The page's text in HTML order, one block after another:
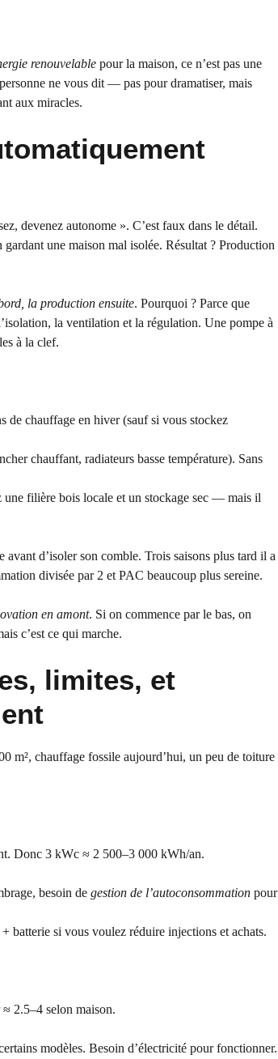
renouvelable pour la maison, ce n’est pas une
ne vous dit — pas pour dramatiser, mais
aux miracles.
devenez autonome ». C’est faux dans le détail.
une maison mal isolée. Résultat ? Production
la production ensuite. Pourquoi ? Parce que
la ventilation et la régulation. Une pompe à
à la clef.
de chauffage en hiver (sauf si vous stockez
chauffant, radiateurs basse température). Sans
une filière bois locale et un stockage sec — mais il
d’isoler son comble. Trois saisons plus tard il a
divisée par 2 et PAC beaucoup plus sereine.
en amont. Si on commence par le bas, on
c’est ce qui marche.
limites, et
m², chauffage fossile aujourd’hui, un peu de toiture
Donc 3 kWc ≈ 2 500–3 000 kWh/an.
besoin de gestion de l’autoconsommation pour
batterie si vous voulez réduire injections et achats.
2.5–4 selon maison.
modèles. Besoin d’électricité pour fonctionner.